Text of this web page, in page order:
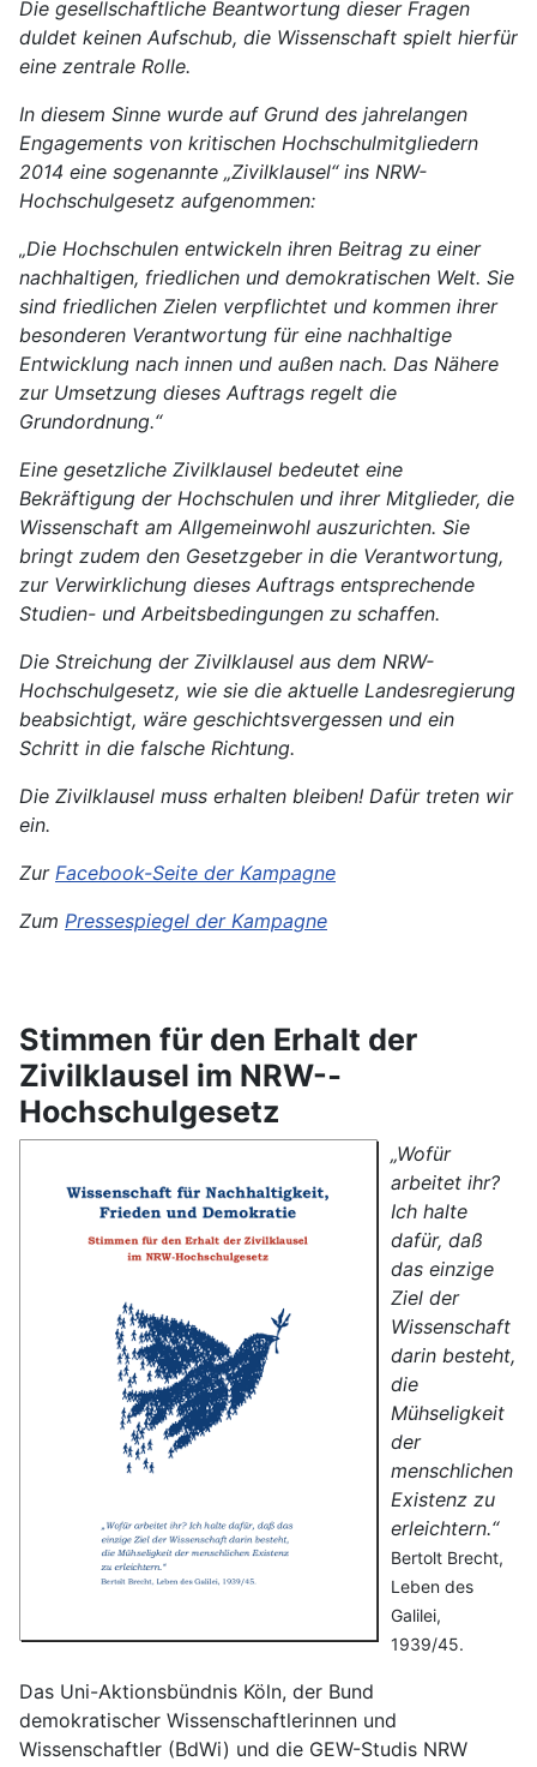
Die gesellschaftliche Beantwortung dieser Fragen
duldet keinen Aufschub, die Wissenschaft spielt hierfür
eine zentrale Rolle.
In diesem Sinne wurde auf Grund des jahrelangen
Engagements von kritischen Hochschulmitgliedern
2014 eine sogenannte „Zivilklausel“ ins NRW-
Hochschulgesetz aufgenommen:
„Die Hochschulen entwickeln ihren Beitrag zu einer
nachhaltigen, friedlichen und demokratischen Welt. Sie
sind friedlichen Zielen verpflichtet und kommen ihrer
besonderen Verantwortung für eine nachhaltige
Entwicklung nach innen und außen nach. Das Nähere
zur Umsetzung dieses Auftrags regelt die
Grundordnung.“
Eine gesetzliche Zivilklausel bedeutet eine
Bekräftigung der Hochschulen und ihrer Mitglieder, die
Wissenschaft am Allgemeinwohl auszurichten. Sie
bringt zudem den Gesetzgeber in die Verantwortung,
zur Verwirklichung dieses Auftrags entsprechende
Studien- und Arbeitsbedingungen zu schaffen.
Die Streichung der Zivilklausel aus dem NRW-
Hochschulgesetz, wie sie die aktuelle Landesregierung
beabsichtigt, wäre geschichtsvergessen und ein
Schritt in die falsche Richtung.
Die Zivilklausel muss erhalten bleiben! Dafür treten wir
ein.
Zur Facebook-Seite der Kampagne
Zum Pressespiegel der Kampagne
Stimmen für den Erhalt der
Zivilklausel im NRW-­
Hochschulgesetz
„Wofür
arbeitet ihr?
Ich halte
dafür, daß
das einzige
Ziel der
Wissenschaft
darin besteht,
die
Mühseligkeit
der
menschlichen
Existenz zu
erleichtern.“
Bertolt Brecht,
Leben des
Galilei,
1939/45.
Das Uni­-Aktionsbündnis Köln, der Bund
demokratischer Wissenschaftlerinnen und
Wissenschaftler (BdWi) und die GEW-Studis NRW